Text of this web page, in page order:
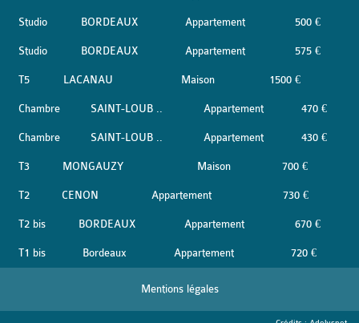
Studio BORDEAUX Appartement 500 €
Studio BORDEAUX Appartement 575 €
T5 LACANAU Maison 1500 €
Chambre SAINT-LOUB .. Appartement 470 €
Chambre SAINT-LOUB .. Appartement 430 €
T3 MONGAUZY Maison 700 €
T2 CENON Appartement 730 €
T2 bis BORDEAUX Appartement 670 €
T1 bis Bordeaux Appartement 720 €
Mentions légales